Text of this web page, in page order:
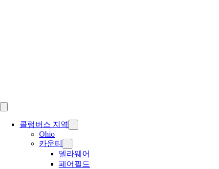
콜럼버스 지역
Ohio
카운티
델라웨어
페어필드